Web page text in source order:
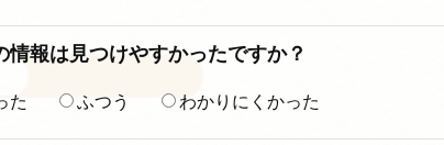
情報は見つけやすかったですか？
た ふつう わかりにくかった